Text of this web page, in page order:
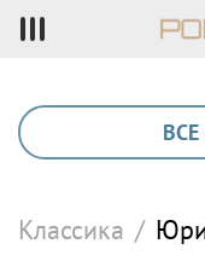
ВСЕ
Классика /